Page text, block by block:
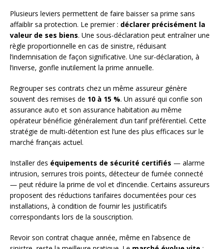
Plusieurs leviers permettent de faire baisser sa prime sans
affaiblir sa protection. Le premier : déclarer précisément la
valeur de ses biens. Une sous-déclaration peut entraîner une
règle proportionnelle en cas de sinistre, réduisant
l’indemnisation de façon significative. Une sur-déclaration, à
l’inverse, gonfle inutilement la prime annuelle.
Regrouper ses contrats chez un même assureur génère
souvent des remises de 10 à 15 %. Un assuré qui confie son
assurance auto et son assurance habitation au même
opérateur bénéficie généralement d’un tarif préférentiel. Cette
stratégie de multi-détention est l’une des plus efficaces sur le
marché français actuel.
Installer des équipements de sécurité certifiés — alarme
intrusion, serrures trois points, détecteur de fumée connecté
— peut réduire la prime de vol et d’incendie. Certains assureurs
proposent des réductions tarifaires documentées pour ces
installations, à condition de fournir les justificatifs
correspondants lors de la souscription.
Revoir son contrat chaque année, même en l’absence de